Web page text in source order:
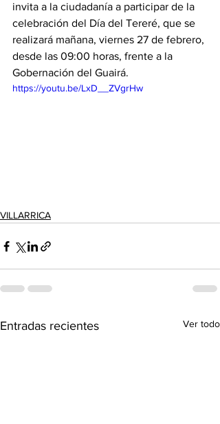
invita a la ciudadanía a participar de la
celebración del Día del Tereré, que se
realizará mañana, viernes 27 de febrero,
desde las 09:00 horas, frente a la
Gobernación del Guairá.
https://youtu.be/LxD__ZVgrHw
VILLARRICA
Entradas recientes Ver todo